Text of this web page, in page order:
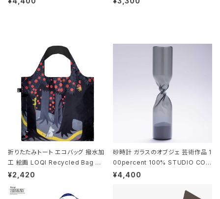
折りたたみトート エコバッグ 撥水加
工 絵画 LOQI Recycled Bag ロ
ーキー 大きめ トートバッグ MOOMI
¥2,420
砂時計 ガラスのオブジェ 芸術作品 1
00percent 100% STUDIO COH
AKU Timeless 100パーセント ス
¥4,400